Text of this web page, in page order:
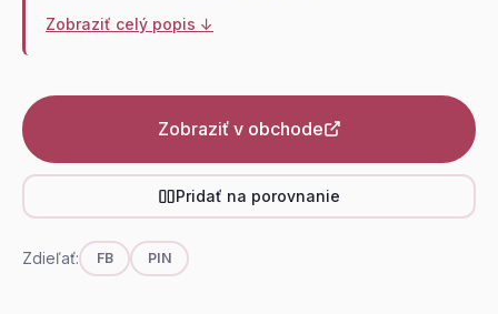
Zobraziť celý popis ↓
Zobraziť v obchode
Pridať na porovnanie
Zdieľať: FB PIN